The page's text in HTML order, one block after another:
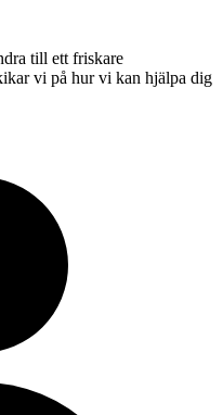
till ett friskare
vi på hur vi kan hjälpa dig